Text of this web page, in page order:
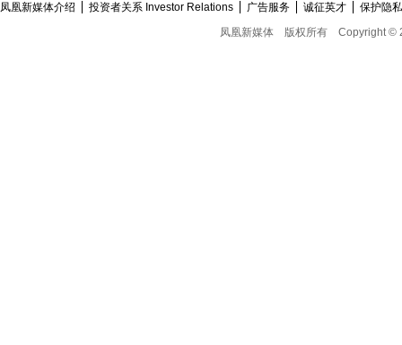
凤凰新媒体介绍 投资者关系 Investor Relations 广告服务 诚征英才
保护隐
凤凰新媒体
版权所有 Copyright ©